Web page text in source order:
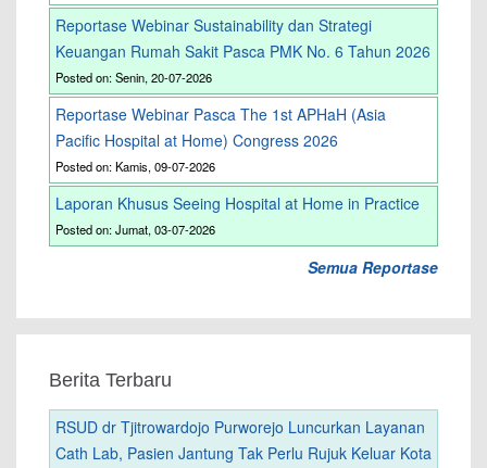
Reportase Webinar Sustainability dan Strategi
Keuangan Rumah Sakit Pasca PMK No. 6 Tahun 2026
Posted on: Senin, 20-07-2026
Reportase Webinar Pasca The 1st APHaH (Asia
Pacific Hospital at Home) Congress 2026
Posted on: Kamis, 09-07-2026
Laporan Khusus Seeing Hospital at Home in Practice
Posted on: Jumat, 03-07-2026
Semua Reportase
Berita Terbaru
RSUD dr Tjitrowardojo Purworejo Luncurkan Layanan
Cath Lab, Pasien Jantung Tak Perlu Rujuk Keluar Kota